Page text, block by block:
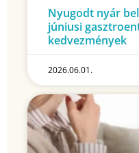
Nyugodt nyár
júniusi
kedvezmények
2026.06.01.